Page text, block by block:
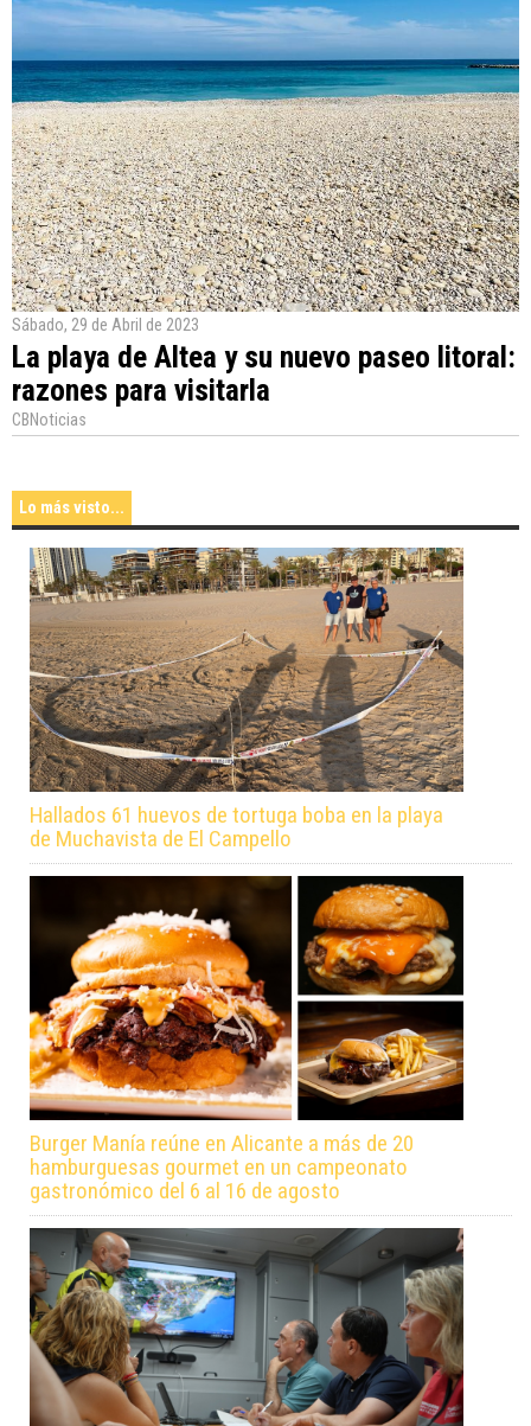
Sábado, 29 de Abril de 2023
La playa de Altea y su nuevo paseo litoral:
razones para visitarla
CBNoticias
Lo más visto...
Hallados 61 huevos de tortuga boba en la playa
de Muchavista de El Campello
Burger Manía reúne en Alicante a más de 20
hamburguesas gourmet en un campeonato
gastronómico del 6 al 16 de agosto